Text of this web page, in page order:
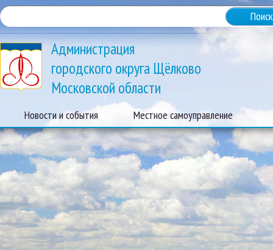
Администрация
городского округа Щёлково
Московской области
Новости и события Местное самоуправление